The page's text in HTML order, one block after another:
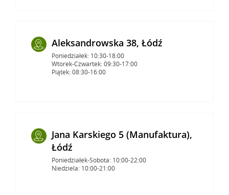
Aleksandrowska 38, Łódź
Poniedziałek: 10:30-18:00
Wtorek-Czwartek: 09:30-17:00
Piątek: 08:30-16:00
Jana Karskiego 5 (Manufaktura),
Łódź
Poniedziałek-Sobota: 10:00-22:00
Niedziela: 10:00-21:00